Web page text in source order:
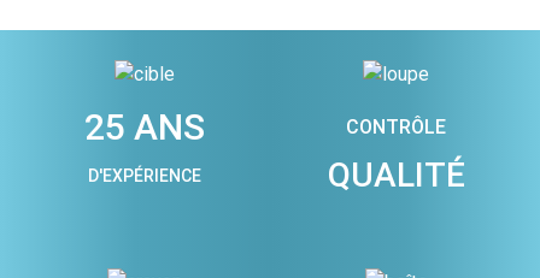
25 ANS
D'EXPÉRIENCE
CONTRÔLE
QUALITÉ